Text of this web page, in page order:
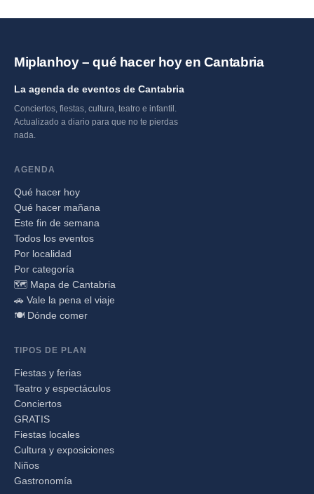
Miplanhoy – qué hacer hoy en Cantabria
La agenda de eventos de Cantabria
Conciertos, fiestas, cultura, teatro e infantil.
Actualizado a diario para que no te pierdas
nada.
AGENDA
Qué hacer hoy
Qué hacer mañana
Este fin de semana
Todos los eventos
Por localidad
Por categoría
🗺️ Mapa de Cantabria
🚗 Vale la pena el viaje
🍽️ Dónde comer
TIPOS DE PLAN
Fiestas y ferias
Teatro y espectáculos
Conciertos
GRATIS
Fiestas locales
Cultura y exposiciones
Niños
Gastronomía